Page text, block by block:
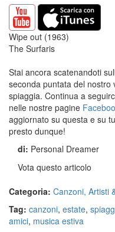
Wipe out (1963)
The Surfaris
Stai ancora scatenandoti
seconda puntata del nostro
spiaggia. Continua a
nelle nostre pagine
aggiornato su questa e su
presto dunque!
di: Personal Dreamer
Vota questo articolo
Categoria: Canzoni, Artisti
Tag: canzoni, estate,
amici, musica estiva